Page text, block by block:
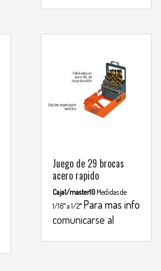
Juego de 29 brocas
acero rapido
Caja1/master10 Medidas de
1/16″ a 1/2″ Para mas info
comunicarse al